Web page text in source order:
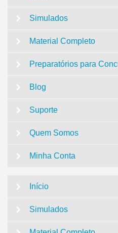
Simulados
Material Completo
Preparatórios para
Blog
Suporte
Quem Somos
Minha Conta
Início
Simulados